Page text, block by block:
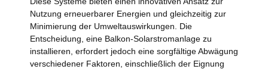
Nutzung erneuerbarer Energien und gleichzeitig zur
Minimierung der Umweltauswirkungen. Die
Entscheidung, eine Balkon-Solarstromanlage zu
installieren, erfordert jedoch eine sorgfältige Abwägung
verschiedener Faktoren, einschließlich der Eignung